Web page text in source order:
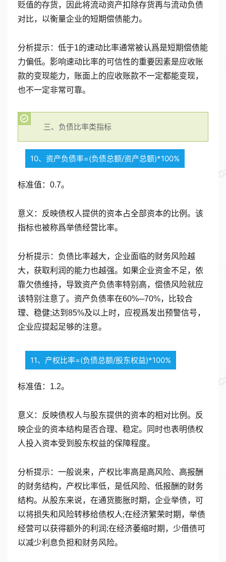
贬值的存货，因此将流动资产扣除存货再与流动负债
对比，以衡量企业的短期偿债能力。
分析提示：低于1的速动比率通常被认爲是短期偿债能
力偏低。影响速动比率的可信性的重要因素是应收账
款的变现能力，账面上的应收账款不一定都能变现，
也不一定非常可靠。
三、负债比率类指标
10、资产负债率=(负债总额/资产总额)*100%
标准值：0.7。
意义：反映债权人提供的资本占全部资本的比例。该
指标也被称爲举债经营比率。
分析提示：负债比率越大，企业面临的财务风险越
大，获取利润的能力也越强。如果企业资金不足，依
靠欠债维持，导致资产负债率特别高，偿债风险就应
该特别注意了。资产负债率在60%─70%，比较合
理、稳健;达到85%及以上时，应视爲发出预警信号，
企业应提起足够的注意。
11、产权比率=(负债总额/股东权益)*100%
标准值：1.2。
意义：反映债权人与股东提供的资本的相对比例。反
映企业的资本结构是否合理、稳定。同时也表明债权
人投入资本受到股东权益的保障程度。
分析提示：一般说来，产权比率高是高风险、高报酬
的财务结构，产权比率低，是低风险、低报酬的财务
结构。从股东来说，在通货膨胀时期，企业举债，可
以将损失和风险转移给债权人;在经济繁荣时期，举债
经营可以获得额外的利润;在经济萎缩时期，少借债可
以减少利息负担和财务风险。